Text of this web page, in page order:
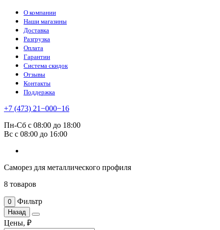
О компании
Наши магазины
Доставка
Разгрузка
Оплата
Гарантии
Система скидок
Отзывы
Контакты
Поддержка
+7 (473) 21−000−16
Пн-Сб с 08:00 до 18:00
Вс с 08:00 до 16:00
Саморез для металлического профиля
8 товаров
0 Фильтр
Назад
Цены, ₽